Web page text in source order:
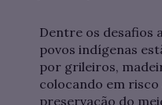
Dentre os desafios
povos indígenas
por grileiros,
colocando em risco
preservação do